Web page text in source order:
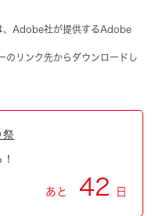
、Adobe社が提供するAdobe
リンク先からダウンロードし
祭
あと 42 日